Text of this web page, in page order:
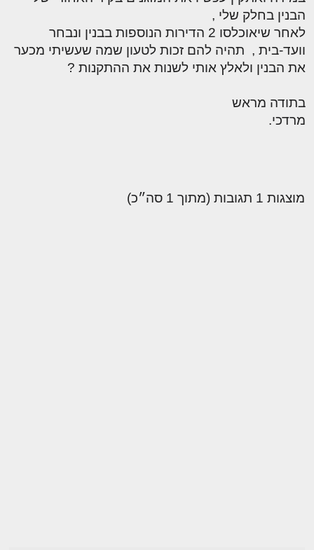
הבנין בחלק שלי ,
לאחר שיאוכלסו 2 הדירות הנוספות בבנין ונבחר
וועד-בית , תהיה להם זכות לטעון שמה שעשיתי מכער
את הבנין ולאלץ אותי לשנות את ההתקנות ?
בתודה מראש
מרדכי.
מוצגות 1 תגובות (מתוך 1 סה״כ)